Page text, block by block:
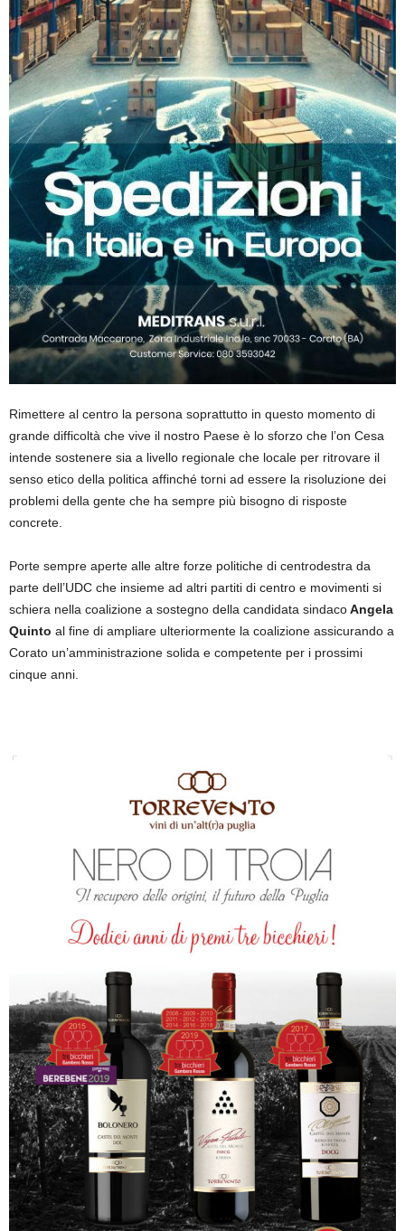
Rimettere al centro la persona soprattutto in questo momento di
grande difficoltà che vive il nostro Paese è lo sforzo che l’on Cesa
intende sostenere sia a livello regionale che locale per ritrovare il
senso etico della politica affinché torni ad essere la risoluzione dei
problemi della gente che ha sempre più bisogno di risposte
concrete.
Porte sempre aperte alle altre forze politiche di centrodestra da
parte dell’UDC che insieme ad altri partiti di centro e movimenti si
schiera nella coalizione a sostegno della candidata sindacoAngela
Quinto al fine di ampliare ulteriormente la coalizione assicurando a
Corato un’amministrazione solida e competente per i prossimi
cinque anni.